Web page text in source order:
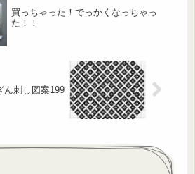
買っちゃった！でっかくなっちゃっ
た！！
ん刺し図案199